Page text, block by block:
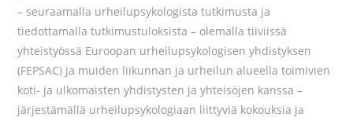
– seuraamalla urheilupsykologista tutkimusta ja
tiedottamalla tutkimustuloksista – olemalla tiiviissä
yhteistyössä Euroopan urheilupsykologisen yhdistyksen
(FEPSAC) ja muiden liikunnan ja urheilun alueella toimivien
koti- ja ulkomaisten yhdistysten ja yhteisöjen kanssa –
järjestämällä urheilupsykologiaan liittyviä kokouksia ja